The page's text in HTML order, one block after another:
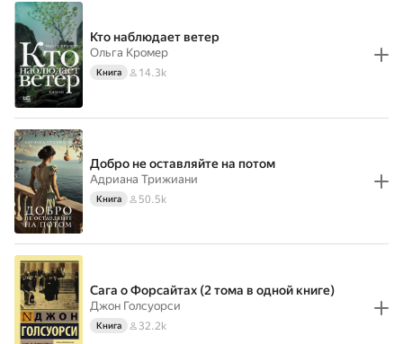
Кто наблюдает ветер
Ольга Кромер
Книга 14.3k
Добро не оставляйте на потом
Адриана Трижиани
Книга 50.5k
Сага о Форсайтах (2 тома в одной книге)
Джон Голсуорси
Книга 32.2k